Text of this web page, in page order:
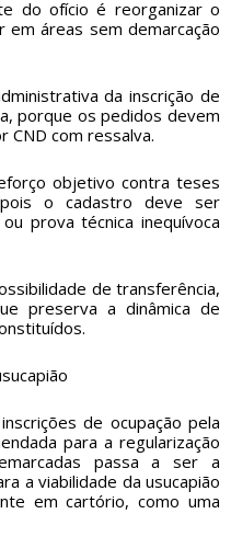
do ofício é reorganizar o
em áreas sem demarcação
da inscrição de
porque os pedidos devem
com ressalva.
objetivo contra teses
pois o cadastro deve ser
prova técnica inequívoca
de transferência,
preserva a dinâmica de
de ocupação pela
para a regularização
passa a ser a
a viabilidade da usucapião
em cartório, como uma